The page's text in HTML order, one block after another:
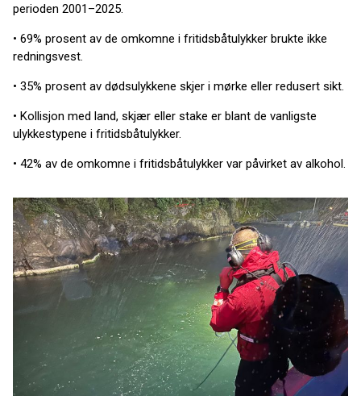
perioden 2001–2025.
• 69% prosent av de omkomne i fritidsbåtulykker brukte ikke
redningsvest.
• 35% prosent av dødsulykkene skjer i mørke eller redusert sikt.
• Kollisjon med land, skjær eller stake er blant de vanligste
ulykkestypene i fritidsbåtulykker.
• 42% av de omkomne i fritidsbåtulykker var påvirket av alkohol.